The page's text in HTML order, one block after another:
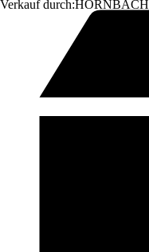
Verkauf durch:HORNBACH